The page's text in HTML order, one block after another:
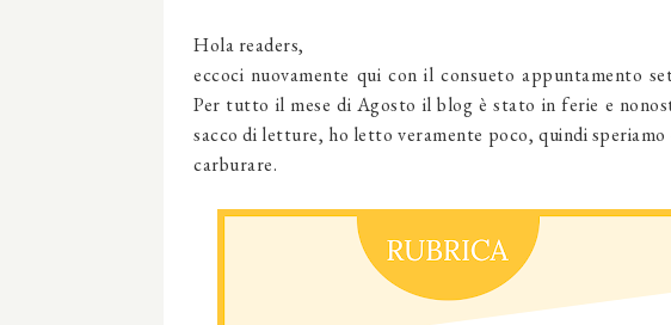
Hola readers,
eccoci nuovamente qui con il consueto appuntamento
Per tutto il mese di Agosto il blog è stato in ferie e
sacco di letture, ho letto veramente poco, quindi
carburare.